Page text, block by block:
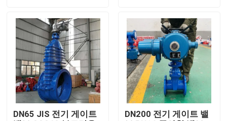
제품
비디오
회사 소개
DN65 JIS 전기 게이트
DN200 전기 게이트 밸